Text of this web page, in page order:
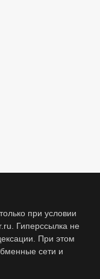
при условии
Гиперссылка не
При этом
сети и